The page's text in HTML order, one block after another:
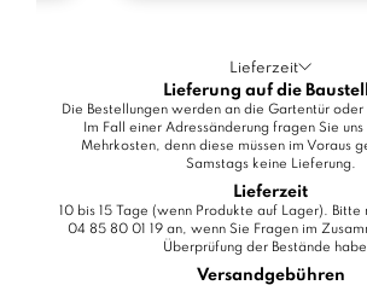
Lieferzeit
Lieferung auf die
Die Bestellungen werden an die Gartentür
Im Fall einer Adressänderung fragen Sie
Mehrkosten, denn diese müssen im Voraus
Samstags keine Lieferung.
Lieferzeit
10 bis 15 Tage (wenn Produkte auf Lager). Bitte
04 85 80 01 19 an, wenn Sie Fragen im
Überprüfung der Bestände
Versandgebühren